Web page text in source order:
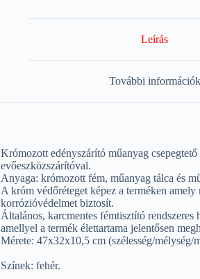
Leírás
További információk
Krómozott edényszárító műanyag csepegtető
evőeszközszárítóval.
Anyaga: krómozott fém, műanyag tálca és
A króm védőréteget képez a terméken amely
korrózióvédelmet biztosít.
Általános, karcmentes fémtisztító rendszeres
amellyel a termék élettartama jelentősen
Mérete: 47x32x10,5 cm (szélesség/mélység/
Színek: fehér.